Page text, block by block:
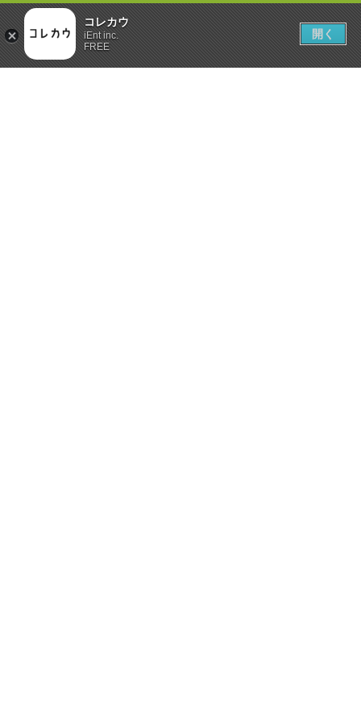
コレカウ
iEnt inc.
FREE
開く